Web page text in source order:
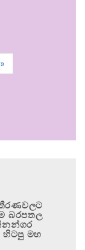
»
තීරණවලට
බරපතල
හිටපු මහ